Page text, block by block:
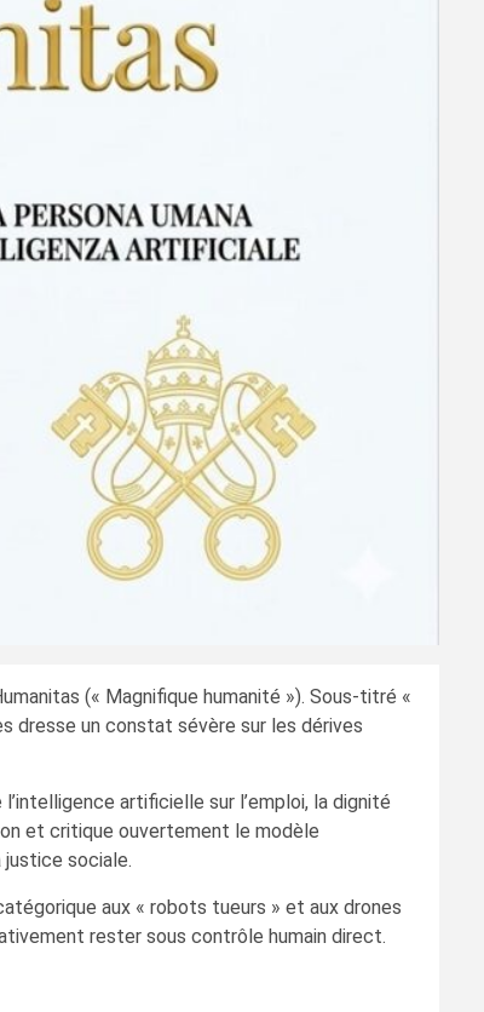
(« Magnifique humanité »). Sous-titré «
dresse un constat sévère sur les dérives
artificielle sur l’emploi, la dignité
et critique ouvertement le modèle
sociale.
aux « robots tueurs » et aux drones
rester sous contrôle humain direct.